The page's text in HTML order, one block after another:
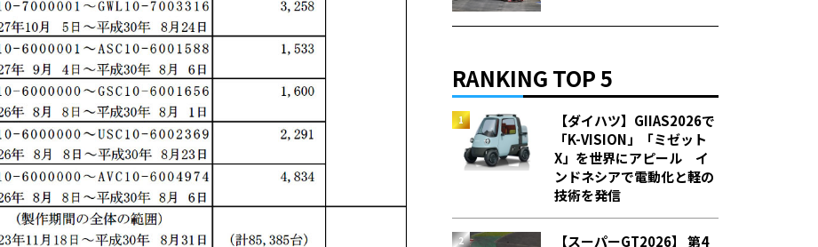
RANKING TOP 5
【ダイハツ】GIIAS2026で
「K-VISION」「ミゼット
X」を世界にアピール イ
ンドネシアで電動化と軽の
技術を発信
【スーパーGT2026】 第4